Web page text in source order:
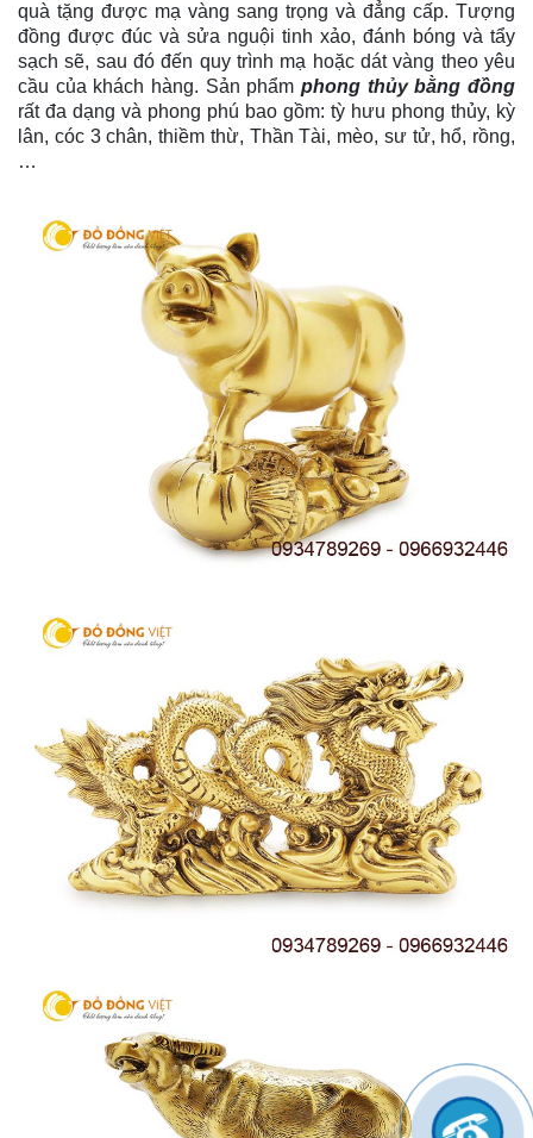
quà tặng được mạ vàng sang trọng và đẳng cấp. Tượng
đồng được đúc và sửa nguội tinh xảo, đánh bóng và tẩy
sạch sẽ, sau đó đến quy trình mạ hoặc dát vàng theo yêu
cầu của khách hàng. Sản phẩm phong thủy bằng đồng
rất đa dạng và phong phú bao gồm: tỳ hưu phong thủy, kỳ
lân, cóc 3 chân, thiềm thừ, Thần Tài, mèo, sư tử, hổ, rồng,
…